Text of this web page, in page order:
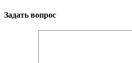
Задать вопрос